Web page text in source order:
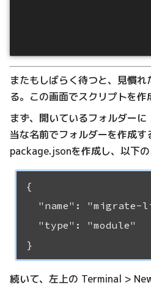
またもしばらく待つと、見慣
る。この画面でスクリプトを作
まず、開いているフォルダー
当な名前でフォルダーを作成す
package.jsonを作成し、以下の
{
"name": "migrate-
  "type": "module"
続いて、左上の Terminal >